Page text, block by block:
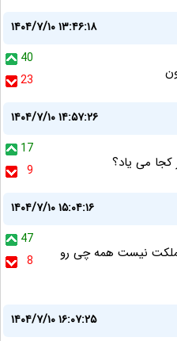
۱۴۰۴/۷/۱۰ ۱۳:۴۶:۱۸
40
23
۱۴۰۴/۷/۱۰ ۱۴:۵۷:۲۶
17
9
کجا می یاد؟
۱۴۰۴/۷/۱۰ ۱۵:۰۴:۱۶
47
8
نیست همه چی رو
۱۴۰۴/۷/۱۰ ۱۶:۰۷:۲۵